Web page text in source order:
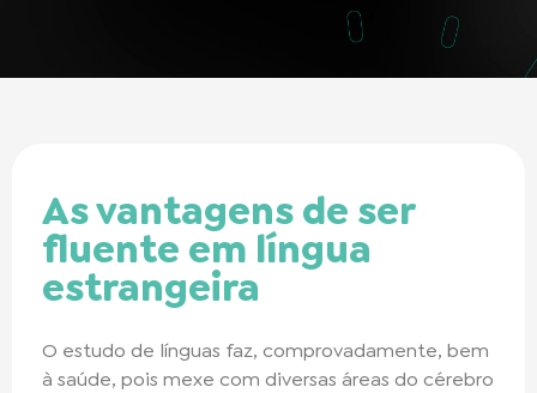
As vantagens de ser
fluente em língua
estrangeira
O estudo de línguas faz, comprovadamente, bem
à saúde, pois mexe com diversas áreas do cérebro